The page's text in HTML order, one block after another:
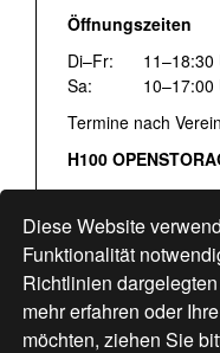
Diese Website
Funktionalität
Richtlinien
mehr erfahren oder
möchten, ziehen Sie
Öffnungszeiten
Di–Fr:
11–18:30
Sa:
10–17:00
Termine nach
H100
Fr:
16:00–18:30
Sa: 12:00–17:00
Hohlstrasse 122
www.bogen33.ch